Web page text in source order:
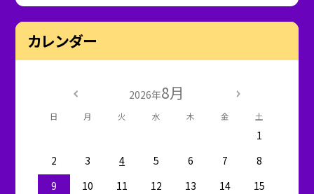
カレンダー
2026年8月
日 月 火 水 木 金 土
1
2
3 4 5 6 7
8
9
10 11 12 13 14
15